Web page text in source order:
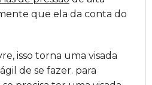
que ela da conta do
isso torna uma visada
de se fazer. para